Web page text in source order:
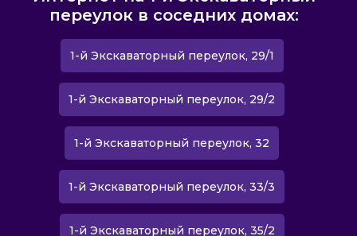
переулок в соседних домах:
1-й Экскаваторный переулок, 29/1
1-й Экскаваторный переулок, 29/2
1-й Экскаваторный переулок, 32
1-й Экскаваторный переулок, 33/3
1-й Экскаваторный переулок, 35/2